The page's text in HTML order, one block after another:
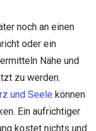
noch an einen
oder ein
Nähe und
zu werden.
und Seele können
Ein aufrichtiger
kostet nichts und